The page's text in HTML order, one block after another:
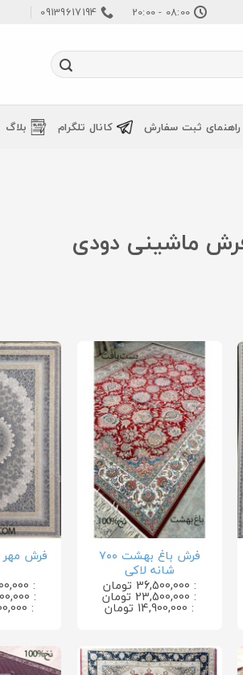
08:00 - 20:00
09139617194
راهنمای ثبت سفارش کانال تلگرام بلاگ
ماشینی دودی
فرش باغ بهشت ۷۰۰
شانه لاکی
: 36,500,000 تومان
: 23,500,000 تومان
: 14,900,000 تومان
: 36,500,000 تومان
: 23,500,000 تومان
: 14,900,000 تومان